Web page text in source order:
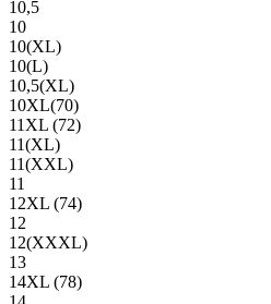
10,5
10
10(XL)
10(L)
10,5(XL)
10XL(70)
11XL (72)
11(XL)
11(XXL)
11
12XL (74)
12
12(ХХХL)
13
14XL (78)